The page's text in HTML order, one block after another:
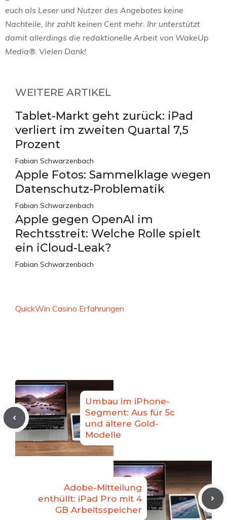
euch als Leser und Nutzer des Angebotes keine
Nachteile, ihr zahlt keinen Cent mehr. Ihr unterstützt
damit allerdings die redaktionelle Arbeit von WakeUp
Media®. Vielen Dank!
WEITERE ARTIKEL
Tablet-Markt geht zurück: iPad
verliert im zweiten Quartal 7,5
Prozent
Fabian Schwarzenbach
Apple Fotos: Sammelklage wegen
Datenschutz-Problematik
Fabian Schwarzenbach
Apple gegen OpenAI im
Rechtsstreit: Welche Rolle spielt
ein iCloud-Leak?
Fabian Schwarzenbach
QuickWin Casino Erfahrungen
Umbau im iPhone-
Segment: Aus für 5c
und ältere Gold-
Modelle
Adobe-Mitteilung
enthüllt: iPad Pro mit 4
GB Arbeitsspeicher